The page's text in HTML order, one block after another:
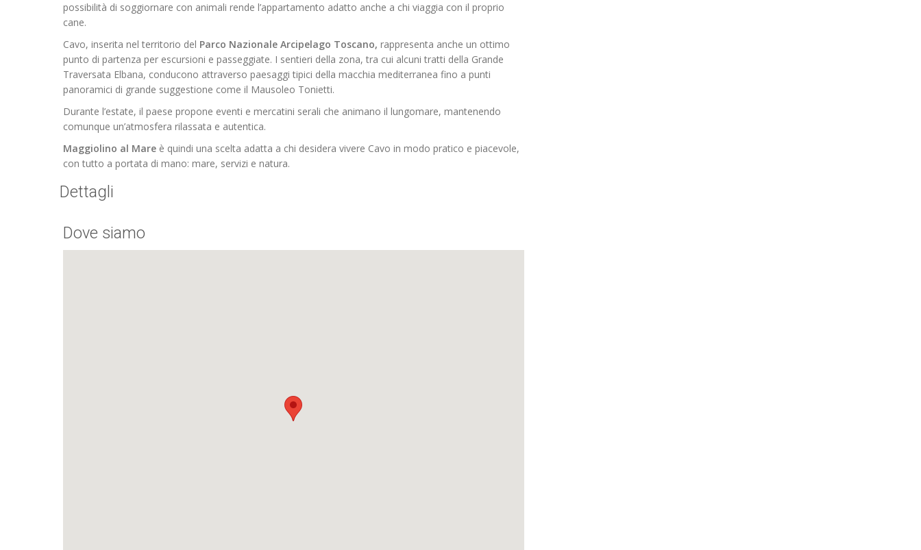
possibilità di soggiornare con animali rende l’appartamento adatto anche a chi viaggia con il proprio
cane.
Cavo, inserita nel territorio del Parco Nazionale Arcipelago Toscano, rappresenta anche un ottimo
punto di partenza per escursioni e passeggiate. I sentieri della zona, tra cui alcuni tratti della Grande
Traversata Elbana, conducono attraverso paesaggi tipici della macchia mediterranea fino a punti
panoramici di grande suggestione come il Mausoleo Tonietti.
Durante l’estate, il paese propone eventi e mercatini serali che animano il lungomare, mantenendo
comunque un’atmosfera rilassata e autentica.
Maggiolino al Mare è quindi una scelta adatta a chi desidera vivere Cavo in modo pratico e piacevole,
con tutto a portata di mano: mare, servizi e natura.
Dettagli
Dove siamo